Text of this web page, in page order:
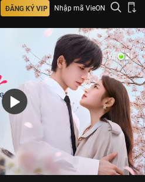
ĐĂNG KÝ VIP Nhập mã VieON